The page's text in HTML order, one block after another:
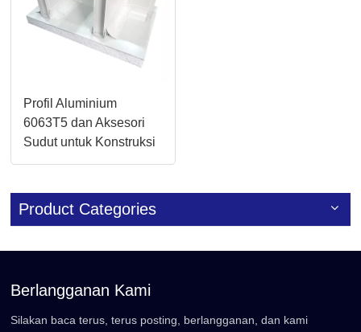
Profil Aluminium
6063T5 dan Aksesori
Sudut untuk Konstruksi
Dinding Panel
Product Categories
Berlangganan Kami
Silakan baca terus, terus posting, berlangganan, dan kami